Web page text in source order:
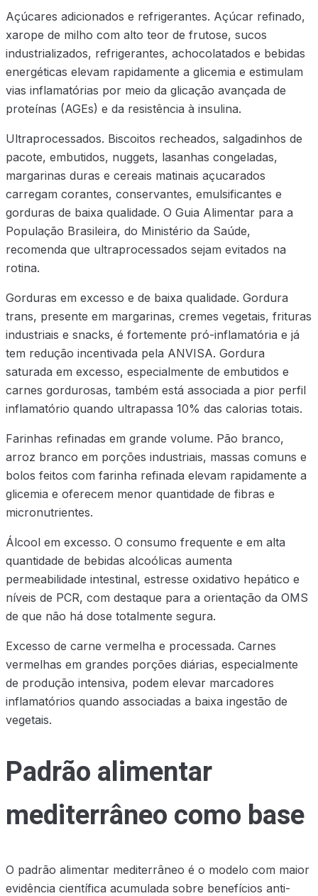
Açúcares adicionados e refrigerantes. Açúcar refinado,
xarope de milho com alto teor de frutose, sucos
industrializados, refrigerantes, achocolatados e bebidas
energéticas elevam rapidamente a glicemia e estimulam
vias inflamatórias por meio da glicação avançada de
proteínas (AGEs) e da resistência à insulina.
Ultraprocessados. Biscoitos recheados, salgadinhos de
pacote, embutidos, nuggets, lasanhas congeladas,
margarinas duras e cereais matinais açucarados
carregam corantes, conservantes, emulsificantes e
gorduras de baixa qualidade. O Guia Alimentar para a
População Brasileira, do Ministério da Saúde,
recomenda que ultraprocessados sejam evitados na
rotina.
Gorduras em excesso e de baixa qualidade. Gordura
trans, presente em margarinas, cremes vegetais, frituras
industriais e snacks, é fortemente pró-inflamatória e já
tem redução incentivada pela ANVISA. Gordura
saturada em excesso, especialmente de embutidos e
carnes gordurosas, também está associada a pior perfil
inflamatório quando ultrapassa 10% das calorias totais.
Farinhas refinadas em grande volume. Pão branco,
arroz branco em porções industriais, massas comuns e
bolos feitos com farinha refinada elevam rapidamente a
glicemia e oferecem menor quantidade de fibras e
micronutrientes.
Álcool em excesso. O consumo frequente e em alta
quantidade de bebidas alcoólicas aumenta
permeabilidade intestinal, estresse oxidativo hepático e
níveis de PCR, com destaque para a orientação da OMS
de que não há dose totalmente segura.
Excesso de carne vermelha e processada. Carnes
vermelhas em grandes porções diárias, especialmente
de produção intensiva, podem elevar marcadores
inflamatórios quando associadas a baixa ingestão de
vegetais.
Padrão alimentar
mediterrâneo como base
O padrão alimentar mediterrâneo é o modelo com maior
evidência científica acumulada sobre benefícios anti-